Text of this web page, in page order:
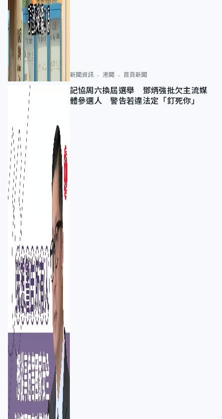
新聞資訊 港聞 首頁新聞
記協周六換屆選舉 鄧炳強批欠主流媒
體參選人 警告若違法定「釘死你」